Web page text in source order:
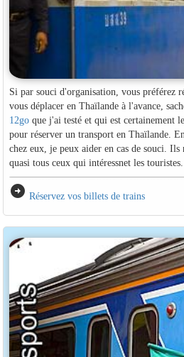
Si par souci d'organisation, vous préférez
vous déplacer en Thaïlande à l'avance,
12goque j'ai testé et qui est certainement
pour réserver un transport en Thaïlande.
chez eux, je peux aider en cas de souci. Ils
quasi tous ceux qui intéressnet les touristes.
arrow_circle_right Réservez vos billets de trains